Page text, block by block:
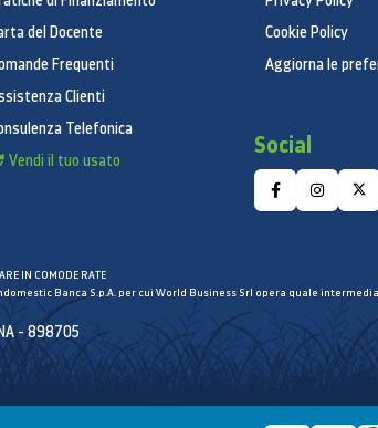
del Docente
Frequenti
Clienti
Telefonica
Vendi il tuo usato
Cookie Policy
Aggiorna le
Social
IN COMODE RATE
Banca S.p.A. per cui World Business Srl opera quale
- 898705